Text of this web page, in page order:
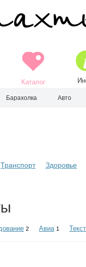
Каталог
Барахолка Авто
Транспорт Здоровье
2 Авиа 1